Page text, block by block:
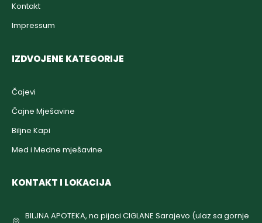
Kontakt
Impressum
IZDVOJENE KATEGORIJE
Čajevi
Čajne Mješavine
Biljne Kapi
Med i Medne mješavine
KONTAKT I LOKACIJA
BILJNA APOTEKA, na pijaci CIGLANE Sarajevo (ulaz sa gornje